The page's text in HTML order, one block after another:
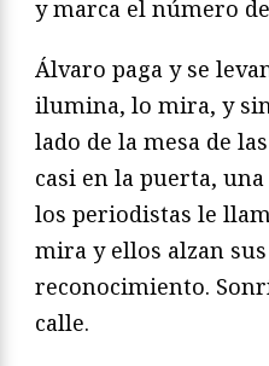
y marca el número
Álvaro paga y se
ilumina, lo mira, y
lado de la mesa de
casi en la puerta,
los periodistas le
mira y ellos alzan sus
reconocimiento.
calle.